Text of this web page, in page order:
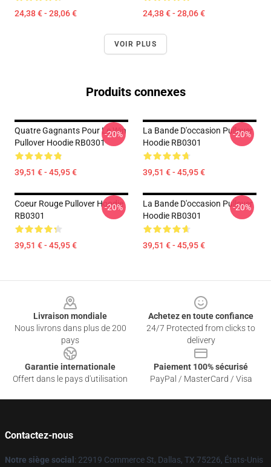
24,38 € - 28,06 € 24,38 € - 28,06 €
VOIR PLUS
Produits connexes
Quatre Gagnants Pour Le Win
Pullover Hoodie RB0301
39,51 € - 45,95 €
-20%
La Bande D'occasion Pullover
Hoodie RB0301
39,51 € - 45,95 €
-20%
Coeur Rouge Pullover Hoodie
RB0301
39,51 € - 45,95 €
-20%
La Bande D'occasion Pullover
Hoodie RB0301
39,51 € - 45,95 €
-20%
Livraison mondiale
Nous livrons dans plus de 200
pays
Achetez en toute confiance
24/7 Protected from clicks to
delivery
Garantie internationale
Offert dans le pays d'utilisation
Paiement 100% sécurisé
PayPal / MasterCard / Visa
Contactez-nous
Notre siège social : 22919 Commerce St, Dallas, TX 75226, États-Unis